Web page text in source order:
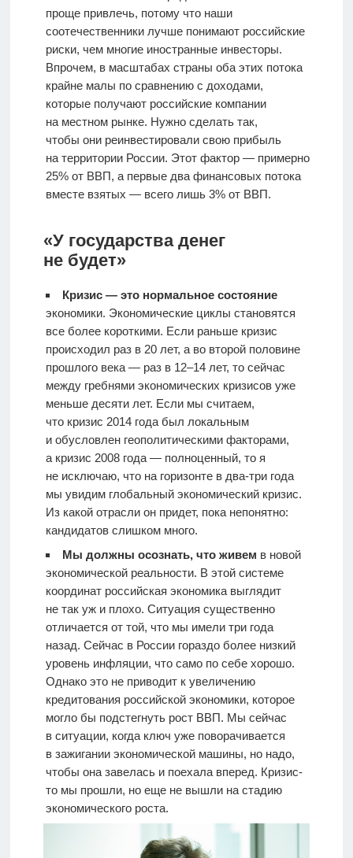
проще привлечь, потому что наши
соотечественники лучше понимают российские
риски, чем многие иностранные инвесторы.
Впрочем, в масштабах страны оба этих потока
крайне малы по сравнению с доходами,
которые получают российские компании
на местном рынке. Нужно сделать так,
чтобы они реинвестировали свою прибыль
на территории России. Этот фактор — примерно
25% от ВВП, а первые два финансовых потока
вместе взятых — всего лишь 3% от ВВП.
«У государства денег
не будет»
Кризис — это нормальное состояние
экономики. Экономические циклы становятся
все более короткими. Если раньше кризис
происходил раз в 20 лет, а во второй половине
прошлого века — раз в 12–14 лет, то сейчас
между гребнями экономических кризисов уже
меньше десяти лет. Если мы считаем,
что кризис 2014 года был локальным
и обусловлен геополитическими факторами,
а кризис 2008 года — полноценный, то я
не исключаю, что на горизонте в два-три года
мы увидим глобальный экономический кризис.
Из какой отрасли он придет, пока непонятно:
кандидатов слишком много.
Мы должны осознать, что живем в новой
экономической реальности. В этой системе
координат российская экономика выглядит
не так уж и плохо. Ситуация существенно
отличается от той, что мы имели три года
назад. Сейчас в России гораздо более низкий
уровень инфляции, что само по себе хорошо.
Однако это не приводит к увеличению
кредитования российской экономики, которое
могло бы подстегнуть рост ВВП. Мы сейчас
в ситуации, когда ключ уже поворачивается
в зажигании экономической машины, но надо,
чтобы она завелась и поехала вперед. Кризис-
то мы прошли, но еще не вышли на стадию
экономического роста.